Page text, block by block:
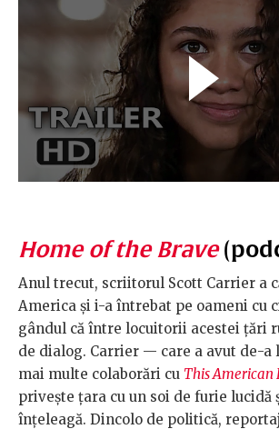
Home of the Brave
Anul trecut, scriitorul Scott Carrier a
America și i-a întrebat pe oameni cu
gândul că între locuitorii acestei țări
de dialog. Carrier — care a avut de-
mai multe colaborări cu This American
privește țara cu un soi de furie lucidă
înțeleagă. Dincolo de politică,